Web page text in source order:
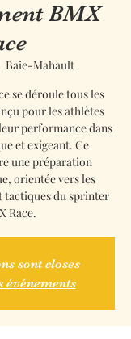
BMX
Baie-Mahault
se déroule tous les
pour les athlètes
performance dans
et exigeant. Ce
une préparation
orientée vers les
tactiques du sprinter
Race.
sont closes
événements